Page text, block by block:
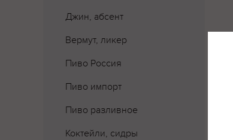
Джин, абсент
Вермут, ликер
Пиво Россия
Пиво импорт
Пиво разливное
Коктейли, сидры